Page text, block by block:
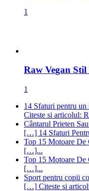
1
Raw Vegan
1
14 Sfaturi pentru
Citeste si articolul:
Cântarul Prieten
[…] 14 Sfaturi
Top 15 Motoare
[…]...
Top 15 Motoare
[…]...
Sport pentru copii
[…] Citeste si